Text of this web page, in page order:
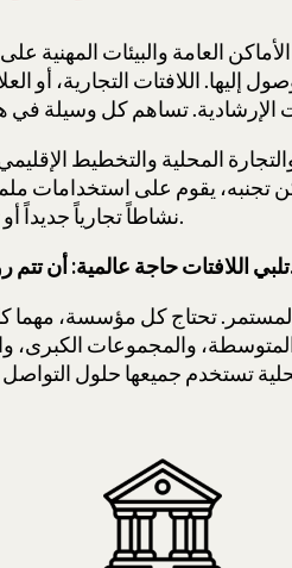
العامة والبيئات
اللافتات التجارية، أو
المحلية والتخطيط
تجنبه، يقوم على استخدامات
نشاطاً تجارياً جديداً أو تستحوذ على نشاط قائم.
هويتك وإرشادك وإعلامك.
تحتاج كل مؤسسة، مهما
والمجموعات